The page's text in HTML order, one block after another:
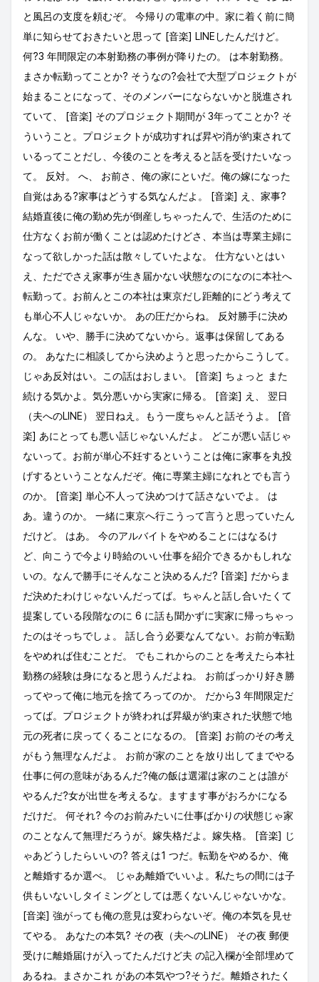
と風呂の支度を頼むぞ。 今帰りの電車の中。家に着く前に簡
単に知らせておきたいと思って [音楽] LINEしたんだけど。
何?3 年間限定の本射勤務の事例が降りたの。 は本射勤務。
まさか転勤ってことか? そうなの?会社で大型プロジェクトが
始まることになって、そのメンバーにならないかと脱進され
ていて、 [音楽] そのプロジェクト期間が 3年ってことか? そ
ういうこと。プロジェクトが成功すれば昇や消が約束されて
いるってことだし、今後のことを考えると話を受けたいなっ
て。 反対。 へ、 お前さ、俺の家にといだ。俺の嫁になった
自覚はある?家事はどうする気なんだよ。 [音楽] え、家事?
結婚直後に俺の勤め先が倒産しちゃったんで、生活のために
仕方なくお前が働くことは認めたけどさ、本当は専業主婦に
なって欲しかった話は散々していたよな。 仕方ないとはい
え、ただでさえ家事が生き届かない状態なのになのに本社へ
転勤って。お前んとこの本社は東京だし距離的にどう考えて
も単心不人じゃないか。 あの圧だからね。 反対勝手に決め
んな。 いや、勝手に決めてないから。返事は保留してある
の。 あなたに相談してから決めようと思ったからこうして。
じゃあ反対はい。この話はおしまい。 [音楽] ちょっと また
続ける気かよ。気分悪いから実家に帰る。 [音楽] え、 翌日
（夫へのLINE） 翌日ねえ。もう一度ちゃんと話そうよ。 [音
楽] あにとっても悪い話じゃないんだよ。 どこが悪い話じゃ
ないって。お前が単心不妊するということは俺に家事を丸投
げするということなんだぞ。俺に専業主婦になれとでも言う
のか。 [音楽] 単心不人って決めつけて話さないでよ。 は
あ。違うのか。 一緒に東京へ行こうって言うと思っていたん
だけど。 はあ。 今のアルバイトをやめることにはなるけ
ど、向こうで今より時給のいい仕事を紹介できるかもしれな
いの。なんで勝手にそんなこと決めるんだ? [音楽] だからま
だ決めたわけじゃないんだってば。ちゃんと話し合いたくて
提案している段階なのに 6 に話も聞かずに実家に帰っちゃっ
たのはそっちでしょ。 話し合う必要なんてない。お前が転勤
をやめれば住むことだ。 でもこれからのことを考えたら本社
勤務の経験は身になると思うんだよね。 お前ばっかり好き勝
ってやって俺に地元を捨てろってのか。 だから3 年間限定だ
ってば。プロジェクトが終われば昇級が約束された状態で地
元の死者に戻ってくることになるの。 [音楽] お前のその考え
がもう無理なんだよ。 お前が家のことを放り出してまでやる
仕事に何の意味があるんだ?俺の飯は選濯は家のことは誰が
やるんだ?女が出世を考えるな。ますます事がおろかになる
だけだ。 何それ? 今のお前みたいに仕事ばかりの状態じゃ家
のことなんて無理だろうが。嫁失格だよ。嫁失格。 [音楽] じ
ゃあどうしたらいいの? 答えは1 つだ。転勤をやめるか、俺
と離婚するか選べ。 じゃあ離婚でいいよ。私たちの間には子
供もいないしタイミングとしては悪くないんじゃないかな。
[音楽] 強がっても俺の意見は変わらないぞ。俺の本気を見せ
てやる。 あなたの本気? その夜（夫へのLINE） その夜 郵便
受けに離婚届けが入ってたんだけど夫 の記入欄が全部埋めて
あるね。まさかこれ があの本気やつ?そうだ。離婚されたく